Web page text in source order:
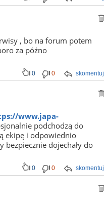
, bo na forum potem
za późno
skomentuj
0 0
www.japa-
podchodzą do
ekipę i odpowiednio
bezpiecznie dojechały do
skomentuj
0 0